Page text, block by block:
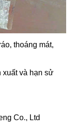
thoáng mát,
xuất và hạn sử
Co., Ltd